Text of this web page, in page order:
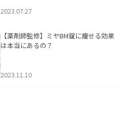
2023.07.27
【薬剤師監修】ミヤBM錠に痩せる効果
は本当にあるの？
2023.11.10